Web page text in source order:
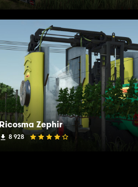
Ricosma Zephir
8 928